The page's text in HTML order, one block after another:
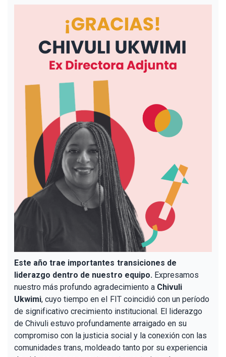
Este año trae importantes transiciones de
liderazgo dentro de nuestro equipo.Expresamos
nuestro más profundo agradecimiento a Chivuli
Ukwimi, cuyo tiempo en el FIT coincidió con un período
de significativo crecimiento institucional. El liderazgo
de Chivuli estuvo profundamente arraigado en su
compromiso con la justicia social y la conexión con las
comunidades trans, moldeado tanto por su experiencia